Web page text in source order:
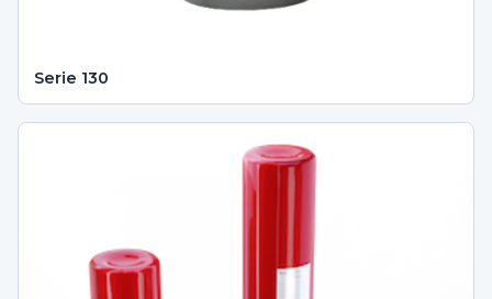
Serie 130